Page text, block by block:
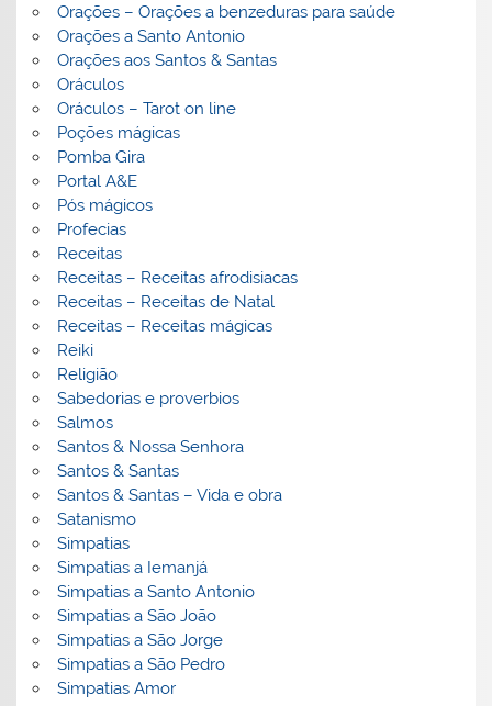
Orações – Orações a benzeduras para saúde
Orações a Santo Antonio
Orações aos Santos & Santas
Oráculos
Oráculos – Tarot on line
Poções mágicas
Pomba Gira
Portal A&E
Pós mágicos
Profecias
Receitas
Receitas – Receitas afrodisiacas
Receitas – Receitas de Natal
Receitas – Receitas mágicas
Reiki
Religião
Sabedorias e proverbios
Salmos
Santos & Nossa Senhora
Santos & Santas
Santos & Santas – Vida e obra
Satanismo
Simpatias
Simpatias a Iemanjá
Simpatias a Santo Antonio
Simpatias a São João
Simpatias a São Jorge
Simpatias a São Pedro
Simpatias Amor